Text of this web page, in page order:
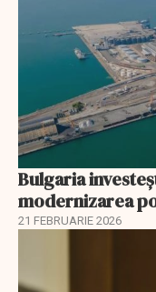
Bulgaria
modernizarea
21 FEBRUARIE 2026